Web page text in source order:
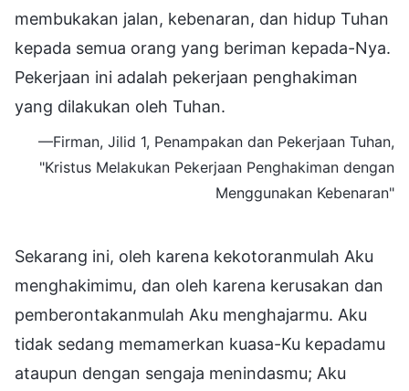
membukakan jalan, kebenaran, dan hidup Tuhan
kepada semua orang yang beriman kepada-Nya.
Pekerjaan ini adalah pekerjaan penghakiman
yang dilakukan oleh Tuhan.
—Firman, Jilid 1, Penampakan dan Pekerjaan Tuhan,
"Kristus Melakukan Pekerjaan Penghakiman dengan
Menggunakan Kebenaran"
Sekarang ini, oleh karena kekotoranmulah Aku
menghakimimu, dan oleh karena kerusakan dan
pemberontakanmulah Aku menghajarmu. Aku
tidak sedang memamerkan kuasa-Ku kepadamu
ataupun dengan sengaja menindasmu; Aku